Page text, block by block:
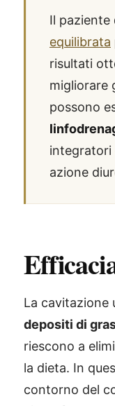
Il paziente
equilibrata
risultati
migliorare
possono
integratori
azione
La cavitazione
depositi di
riescono a
la dieta. In
contorno del